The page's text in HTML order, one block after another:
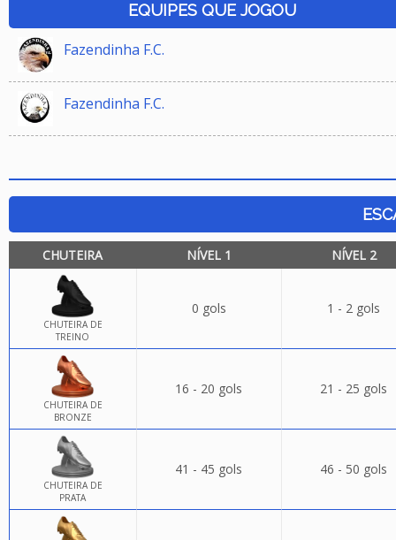
EQUIPES QUE JOGOU
Fazendinha F.C.
Fazendinha F.C.
CHUTEIRA NÍVEL 1 NÍVEL 2
CHUTEIRA DE
TREINO
0 gols 1 - 2 gols
CHUTEIRA DE
BRONZE
16 - 20 gols 21 - 25 gols
CHUTEIRA DE
PRATA
41 - 45 gols 46 - 50 gols